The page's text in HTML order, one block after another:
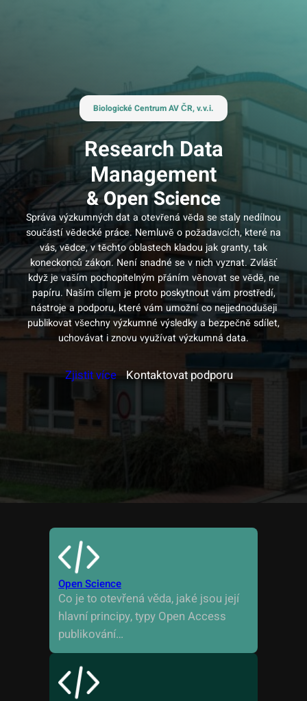
Biologické Centrum AV ČR, v.v.i.
Research Data
Management
& Open Science
Správa výzkumných dat a otevřená věda se staly nedílnou
součástí vědecké práce. Nemluvě o požadavcích, které na
vás, vědce, v těchto oblastech kladou jak granty, tak
koneckonců zákon. Není snadné se v nich vyznat. Zvlášť
když je vaším pochopitelným přáním věnovat se vědě, ne
papíru. Naším cílem je proto poskytnout vám prostředí,
nástroje a podporu, které vám umožní co nejjednodušeji
publikovat všechny výzkumné výsledky a bezpečně sdílet,
uchovávat i znovu využívat výzkumná data.
Zjistit více Kontaktovat podporu
Open Science
Co je to otevřená věda, jaké jsou její
hlavní principy, typy Open Access
publikování…